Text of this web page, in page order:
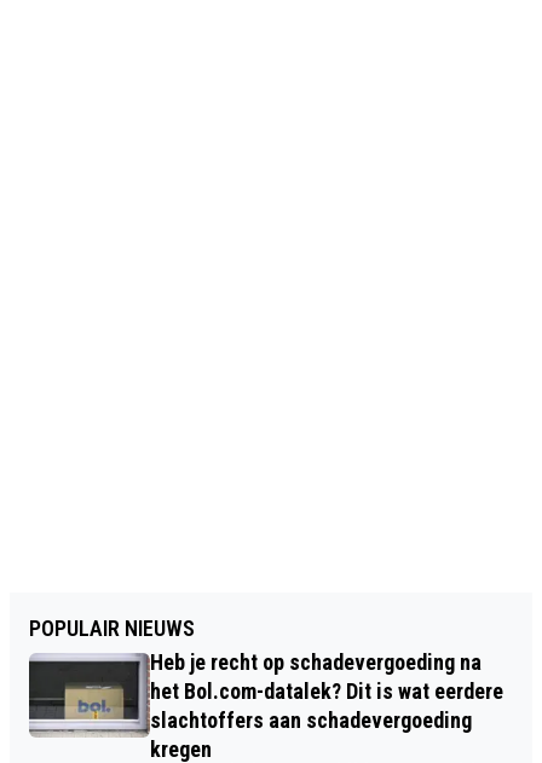
POPULAIR NIEUWS
Heb je recht op schadevergoeding na
het Bol.com-datalek? Dit is wat eerdere
slachtoffers aan schadevergoeding
kregen